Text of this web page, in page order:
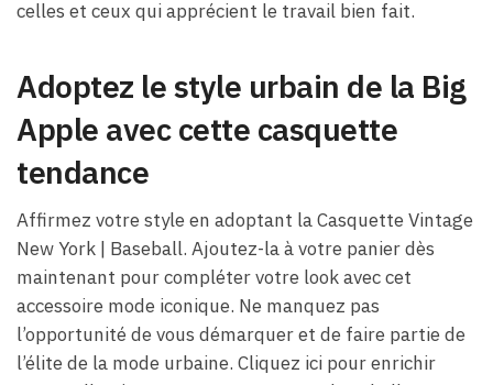
celles et ceux qui apprécient le travail bien fait.
Adoptez le style urbain de la Big
Apple avec cette casquette
tendance
Affirmez votre style en adoptant la Casquette Vintage
New York | Baseball. Ajoutez-la à votre panier dès
maintenant pour compléter votre look avec cet
accessoire mode iconique. Ne manquez pas
l’opportunité de vous démarquer et de faire partie de
l’élite de la mode urbaine. Cliquez ici pour enrichir